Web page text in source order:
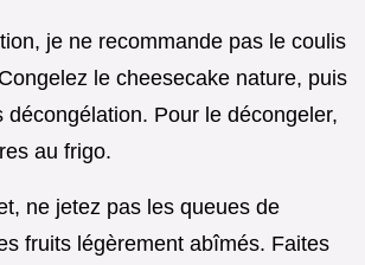
je ne recommande pas le coulis
le cheesecake nature, puis
décongélation. Pour le décongeler,
au frigo.
ne jetez pas les queues de
fruits légèrement abîmés. Faites